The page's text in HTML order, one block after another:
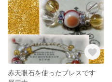
赤天眼石を使ったブレスです